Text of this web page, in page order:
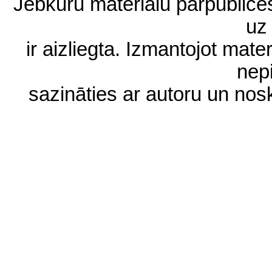
ir aizliegta. Izmantojot
sazināties ar autoru un